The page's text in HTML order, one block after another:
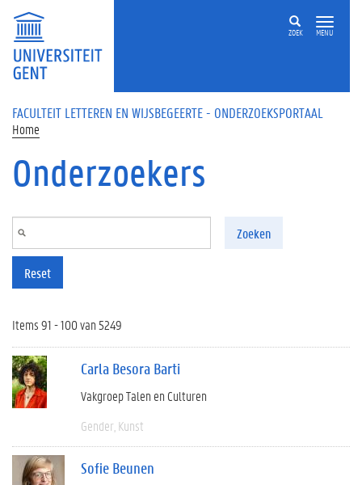
Overslaan en naar de inhoud gaan
ZOEK MENU
FACULTEIT LETTEREN EN WIJSBEGEERTE - ONDERZOEKSPORTAAL
Home
Onderzoekers
Zoeken
Reset
Items 91 - 100 van 5249
Carla Besora Barti
Vakgroep Talen en Culturen
Gender Kunst
Sofie Beunen